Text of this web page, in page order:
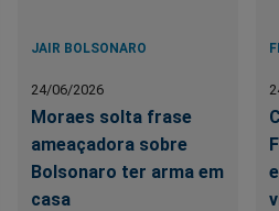
JAIR BOLSONARO
24/06/2026
Moraes solta frase
ameaçadora sobre
Bolsonaro ter arma em
casa